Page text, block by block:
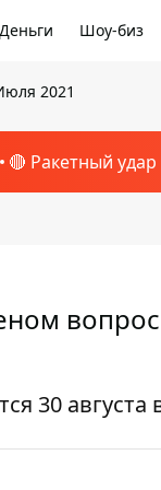
Деньги Шоу-биз
2021
🔴 Ракетный удар
30